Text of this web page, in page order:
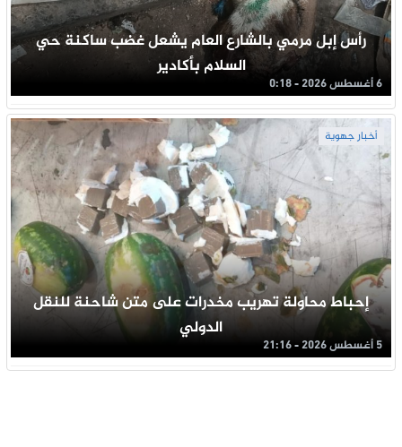
رأس إبل مرمي بالشارع العام يشعل غضب ساكنة حي
السلام بأكادير
6 أغسطس 2026 - 0:18
أخبار جهوية
إحباط محاولة تهريب مخدرات على متن شاحنة للنقل
الدولي
5 أغسطس 2026 - 21:16